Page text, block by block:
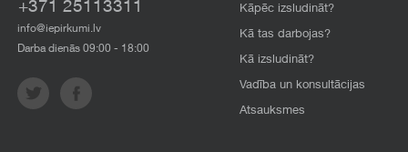
+371 25113311
info@iepirkumi.lv
Darba dienās 09:00 - 18:00
Kāpēc izsludināt?
Kā tas darbojas?
Kā izsludināt?
Vadība un konsultācijas
Atsauksmes